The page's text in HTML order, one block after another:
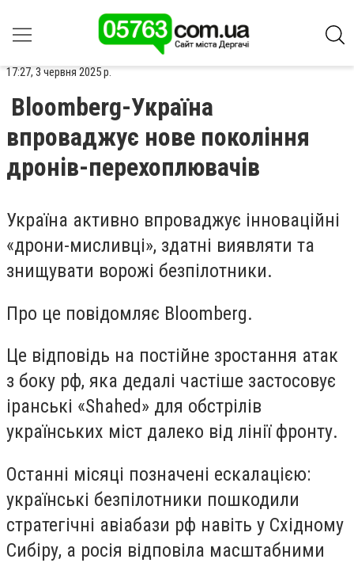
17:27, 3 червня 2025 р.
Bloomberg-Україна
впроваджує нове покоління
дронів-перехоплювачів
Україна активно впроваджує інноваційні
«дрони-мисливці», здатні виявляти та
знищувати ворожі безпілотники.
Про це повідомляє Bloomberg.
Це відповідь на постійне зростання атак
з боку рф, яка дедалі частіше застосовує
іранські «Shahed» для обстрілів
українських міст далеко від лінії фронту.
Останні місяці позначені ескалацією:
українські безпілотники пошкодили
стратегічні авіабази рф навіть у Східному
Сибіру, а росія відповіла масштабними